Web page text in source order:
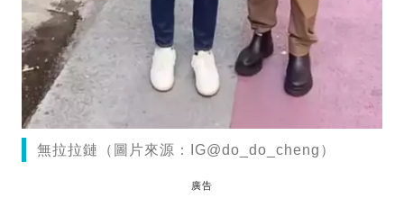
無拉拉鏈（圖片來源：IG@do_do_cheng）
廣告